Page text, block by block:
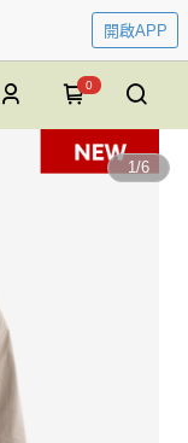
開啟APP
0
1/6